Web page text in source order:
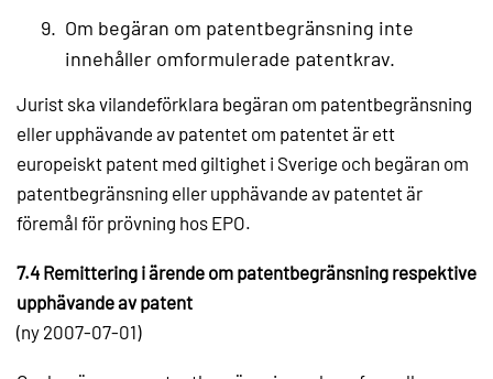
Om begäran om patentbegränsning inte
innehåller omformulerade patentkrav.
Jurist ska vilandeförklara begäran om patentbegränsning
eller upphävande av patentet om patentet är ett
europeiskt patent med giltighet i Sverige och begäran om
patentbegränsning eller upphävande av patentet är
föremål för prövning hos EPO.
7.4 Remittering i ärende om patentbegränsning respektive
upphävande av patent
(ny 2007-07-01)